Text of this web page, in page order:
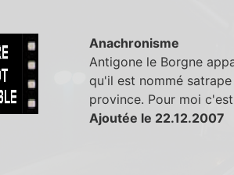
Anachronisme
Antigone le Borgne
qu'il est nommé
province. Pour moi
Ajoutée le 22.12.2007